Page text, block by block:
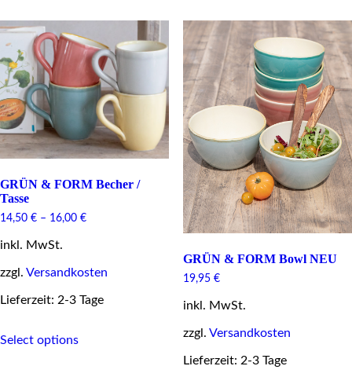
may
be
chosen
on
the
product
page
variants.
The
options
may
be
chosen
on
the
product
page
GRÜN & FORM Becher /
Tasse
14,50 € – 16,00 €
inkl. MwSt.
zzgl. Versandkosten
Lieferzeit: 2-3 Tage
Select optionsproduct
GRÜN & FORM Bowl NEU
19,95 €
inkl. MwSt.
zzgl. Versandkosten
Lieferzeit: 2-3 Tage